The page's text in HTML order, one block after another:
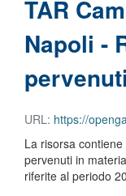
TAR
Napoli -
URL: https://openga.giustizia-amministrativa.it/dataset/
La risorsa
pervenuti in
riferite al periodo